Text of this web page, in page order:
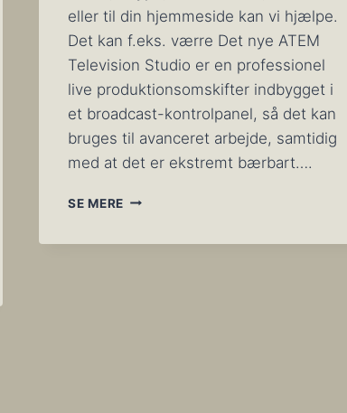
eller til din hjemmeside kan vi hjælpe.
Det kan f.eks. værre Det nye ATEM
Television Studio er en professionel
live produktionsomskifter indbygget i
et broadcast-kontrolpanel, så det kan
bruges til avanceret arbejde, samtidig
med at det er ekstremt bærbart….
SE MERE LIVE